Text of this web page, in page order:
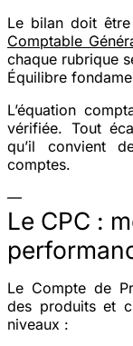
Le bilan doit
Comptable
chaque rubrique
Équilibre
L’équation
vérifiée. Tout
qu’il convient
comptes.
—
Le CPC :
Le Compte de
des produits et
niveaux :